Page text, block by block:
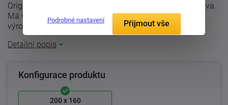
Originální postel s jednoduchým a čistým designem Sylva.
Má velmi poctivé zpracování i čalounění od českého
výrobce Blanař. Kombinaci ...
Detailní popis
Konfigurace produktu
200 x 160
Podrobné nastavení Přijmout vše